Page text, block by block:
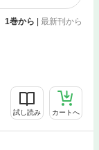
1巻から | 最新刊から
試し読み カートへ